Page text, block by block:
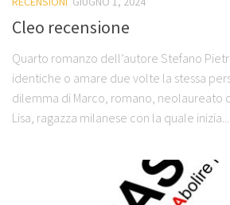
Cleo recensione
Quarto romanzo dell’autore Stefano
identiche o amare due volte la stessa
dilemma di Marco, romano, neolaureato
Lisa, ragazza milanese con la quale inizia...